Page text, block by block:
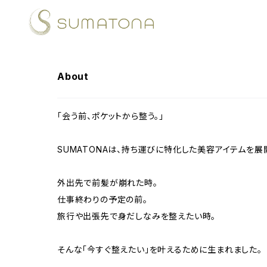
About
「会う前、ポケットから整う。」
SUMATONAは、持ち運びに特化した美容アイテムを展
外出先で前髪が崩れた時。
仕事終わりの予定の前。
旅行や出張先で身だしなみを整えたい時。
そんな「今すぐ整えたい」を叶えるために生まれました。